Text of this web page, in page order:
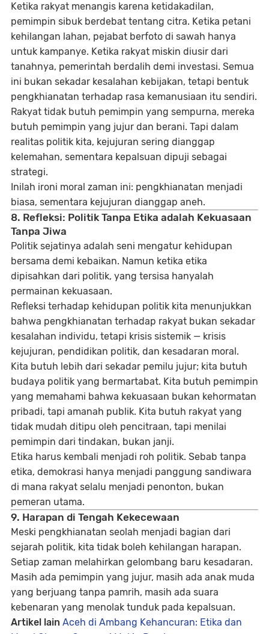
Ketika rakyat menangis karena ketidakadilan,
pemimpin sibuk berdebat tentang citra. Ketika petani
kehilangan lahan, pejabat berfoto di sawah hanya
untuk kampanye. Ketika rakyat miskin diusir dari
tanahnya, pemerintah berdalih demi investasi. Semua
ini bukan sekadar kesalahan kebijakan, tetapi bentuk
pengkhianatan terhadap rasa kemanusiaan itu sendiri.
Rakyat tidak butuh pemimpin yang sempurna, mereka
butuh pemimpin yang jujur dan berani. Tapi dalam
realitas politik kita, kejujuran sering dianggap
kelemahan, sementara kepalsuan dipuji sebagai
strategi.
Inilah ironi moral zaman ini: pengkhianatan menjadi
biasa, sementara kejujuran dianggap aneh.
8. Refleksi: Politik Tanpa Etika adalah Kekuasaan
Tanpa Jiwa
Politik sejatinya adalah seni mengatur kehidupan
bersama demi kebaikan. Namun ketika etika
dipisahkan dari politik, yang tersisa hanyalah
permainan kekuasaan.
Refleksi terhadap kehidupan politik kita menunjukkan
bahwa pengkhianatan terhadap rakyat bukan sekadar
kesalahan individu, tetapi krisis sistemik — krisis
kejujuran, pendidikan politik, dan kesadaran moral.
Kita butuh lebih dari sekadar pemilu jujur; kita butuh
budaya politik yang bermartabat. Kita butuh pemimpin
yang memahami bahwa kekuasaan bukan kehormatan
pribadi, tapi amanah publik. Kita butuh rakyat yang
tidak mudah ditipu oleh pencitraan, tapi menilai
pemimpin dari tindakan, bukan janji.
Etika harus kembali menjadi roh politik. Sebab tanpa
etika, demokrasi hanya menjadi panggung sandiwara
di mana rakyat selalu menjadi penonton, bukan
pemeran utama.
9. Harapan di Tengah Kekecewaan
Meski pengkhianatan seolah menjadi bagian dari
sejarah politik, kita tidak boleh kehilangan harapan.
Setiap zaman melahirkan gelombang baru kesadaran.
Masih ada pemimpin yang jujur, masih ada anak muda
yang berjuang tanpa pamrih, masih ada suara
kebenaran yang menolak tunduk pada kepalsuan.
Artikel lain Aceh di Ambang Kehancuran: Etika dan